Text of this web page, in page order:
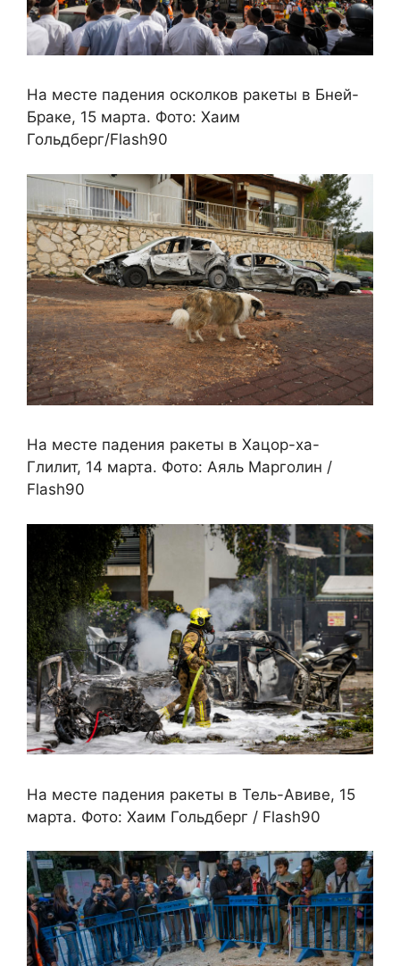
На месте падения осколков ракеты в Бней-
Браке, 15 марта. Фото: Хаим
Гольдберг/Flash90
На месте падения ракеты в Хацор-ха-
Глилит, 14 марта. Фото: Аяль Марголин /
Flash90
На месте падения ракеты в Тель-Авиве, 15
марта. Фото: Хаим Гольдберг / Flash90